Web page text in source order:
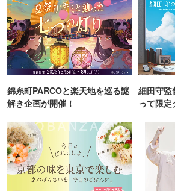
錦糸町PARCOと楽天地を巡る謎
解き企画が開催！
細田守監
って限